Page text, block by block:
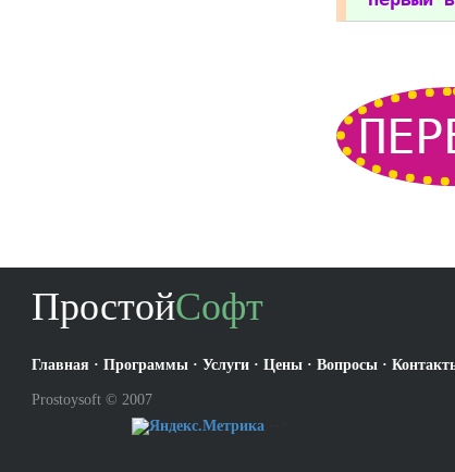
ПростойСофт
Главная · Программы · Услуги · Цены · Вопросы ·
Prostoysoft © 2007